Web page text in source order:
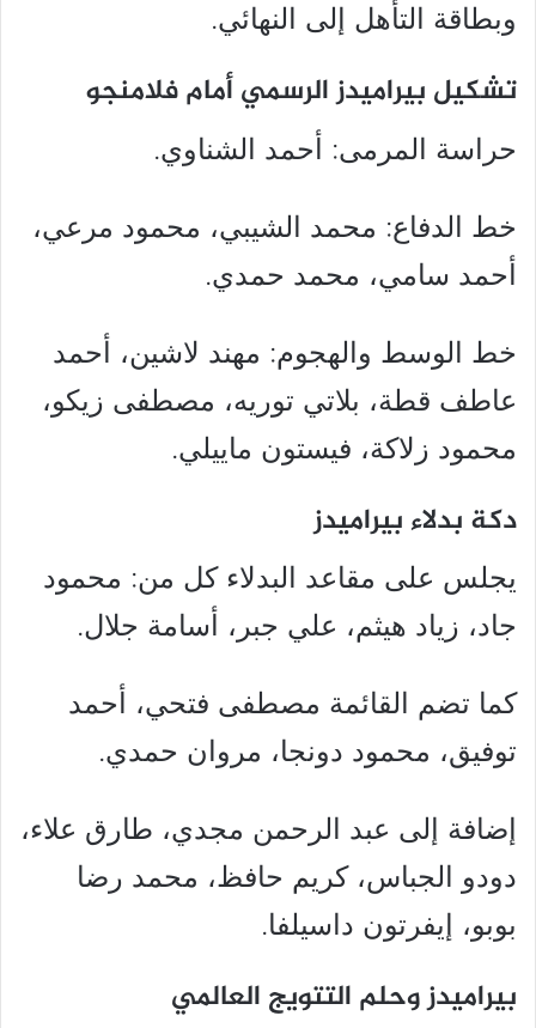
وبطاقة التأهل إلى النهائي.
تشكيل بيراميدز الرسمي أمام فلامنجو
حراسة المرمى: أحمد الشناوي.
خط الدفاع: محمد الشيبي، محمود مرعي،
أحمد سامي، محمد حمدي.
خط الوسط والهجوم: مهند لاشين، أحمد
عاطف قطة، بلاتي توريه، مصطفى زيكو،
محمود زلاكة، فيستون ماييلي.
دكة بدلاء بيراميدز
يجلس على مقاعد البدلاء كل من: محمود
جاد، زياد هيثم، علي جبر، أسامة جلال.
كما تضم القائمة مصطفى فتحي، أحمد
توفيق، محمود دونجا، مروان حمدي.
إضافة إلى عبد الرحمن مجدي، طارق علاء،
دودو الجباس، كريم حافظ، محمد رضا
بوبو، إيفرتون داسيلفا.
بيراميدز وحلم التتويج العالمي